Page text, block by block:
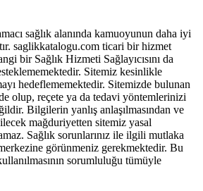
sağlık alanında kamuoyunun daha iyi
saglikkatalogu.com ticari bir hizmet
bir Sağlık Hizmeti Sağlayıcısını da
Sitemiz kesinlikle
hedeflememektedir. Sitemizde bulunan
olup, reçete ya da tedavi yöntemlerinizi
Bilgilerin yanlış anlaşılmasından ve
mağduriyetten sitemiz yasal
Sağlık sorunlarınız ile ilgili mutlaka
görünmeniz gerekmektedir. Bu
sorumluluğu tümüyle